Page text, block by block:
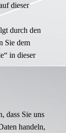
dieser
durch den
Sie dem
in dieser
dass Sie uns
handeln,